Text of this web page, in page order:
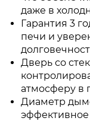
даже в
Гарантия 3
печи и
Дверь со
атмосферу в
Диаметр